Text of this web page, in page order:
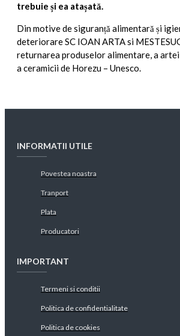
trebuie și ea atașată.
Din motive de siguranță alimentară și
deteriorare SC IOAN ARTA si
returnarea produselor alimentare, a
a ceramicii de Horezu – Unesco.
INFORMATII UTILE
Povestea noastra
Tranport
Plata
Producatori
IMPORTANT
Termeni si conditii
Politica de confidentialitate
Politica de cookies